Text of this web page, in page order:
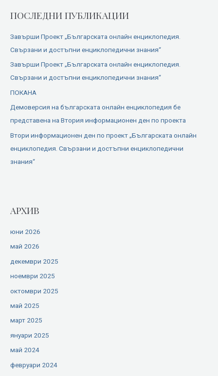
ПОСЛЕДНИ ПУБЛИКАЦИИ
Завърши Проект „Българската онлайн енциклопедия.
Свързани и достъпни енциклопедични знания“
Завърши Проект „Българската онлайн енциклопедия.
Свързани и достъпни енциклопедични знания“
ПОКАНА
Демоверсия на българската онлайн енциклопедия бе
представена на Втория информационен ден по проекта
Втори информационен ден по проект „Българската онлайн
енциклопедия. Свързани и достъпни енциклопедични
знания“
АРХИВ
юни 2026
май 2026
декември 2025
ноември 2025
октомври 2025
май 2025
март 2025
януари 2025
май 2024
февруари 2024